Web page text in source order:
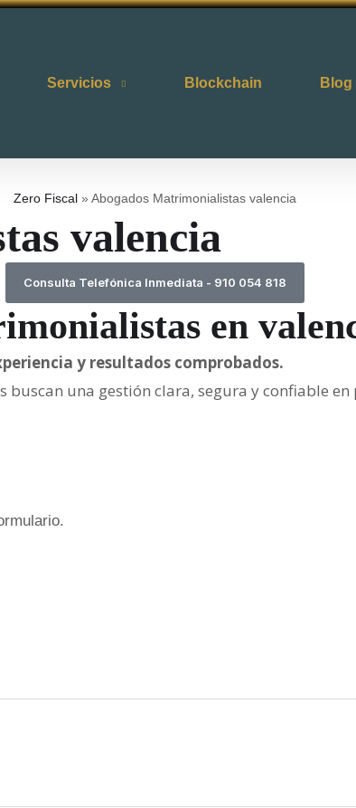
Servicios Blockchain Blog
Zero Fiscal» Abogados Matrimonialistas valencia
valencia
Consulta Telefónica Inmediata - 910 054 818
en
y resultados comprobados.
una gestión clara, segura y confiable